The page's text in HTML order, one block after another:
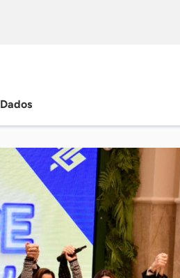
Dados